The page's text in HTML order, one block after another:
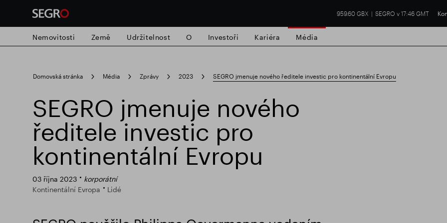
959.60 GBX SEGRO v 17:46 GMT
search
for
Populární vyhledávání
Zodpovědné SEGRO Slough obchodní nemovitost
Nemovitosti Země Udržitelnost O Investoři Kariéra Média
Domovská stránka Média Zprávy 2023 SEGRO jmenuje nového ředitele investic pro kontinentální Evropu
SEGRO jmenuje nového
ředitele investic pro
kontinentální Evropu
03 října 2023
korporátní
Kontinentální Evropa
Lidé